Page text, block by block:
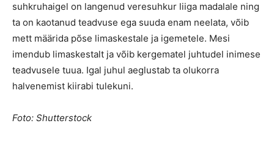
suhkruhaigel on langenud veresuhkur liiga madalale ning
ta on kaotanud teadvuse ega suuda enam neelata, võib
mett määrida põse limaskestale ja igemetele. Mesi
imendub limaskestalt ja võib kergematel juhtudel inimese
teadvusele tuua. Igal juhul aeglustab ta olukorra
halvenemist kiirabi tulekuni.
Foto: Shutterstock